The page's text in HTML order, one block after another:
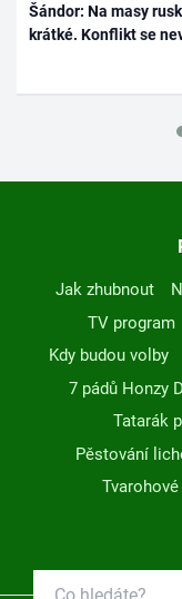
Šándor: Na masy
krátké. Konflikt se
Jak zhubnout
TV program
Kdy budou volby
7 pádů Honzy
Tatarák
Pěstování